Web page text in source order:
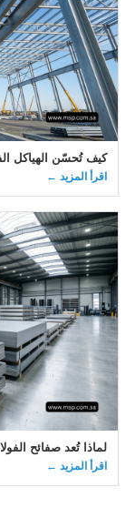
كيف تُحسّن الهياكل
اقرأ المزيد ←
لماذا تُعد صفائح
اقرأ المزيد ←